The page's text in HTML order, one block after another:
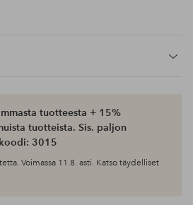
tuotteesta + 15%
tuotteista. Sis. paljon
3015
Voimassa 11.8. asti. Katso täydelliset